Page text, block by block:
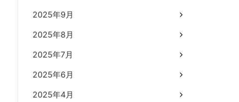
2025年9月
2025年8月
2025年7月
2025年6月
2025年4月